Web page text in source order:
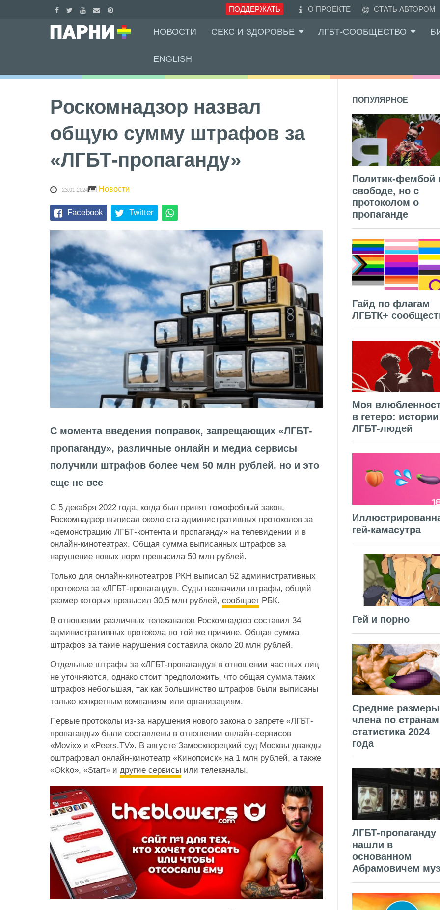
ПОДДЕРЖАТЬ О ПРОЕКТЕ СТАТЬ АВТОРОМ
НОВОСТИ СЕКС И ЗДОРОВЬЕ ЛГБТ-СООБЩЕСТВО
ENGLISH
Роскомнадзор назвал
общую сумму штрафов за
«ЛГБТ-пропаганду»
23.01.2024 Новости
Facebook Twitter
С момента введения поправок, запрещающих «ЛГБТ-
пропаганду», различные онлайн и медиа сервисы
получили штрафов более чем 50 млн рублей, но и это
еще не все
С 5 декабря 2022 года, когда был принят гомофобный закон,
Роскомнадзор выписал около ста административных протоколов за
«демонстрацию ЛГБТ-контента и пропаганду» на телевидении и в
онлайн-кинотеатрах. Общая сумма выписанных штрафов за
нарушение новых норм превысила 50 млн рублей.
Только для онлайн-кинотеатров РКН выписал 52 административных
протокола за «ЛГБТ-пропаганду». Суды назначили штрафы, общий
размер которых превысил 30,5 млн рублей, сообщает РБК.
В отношении различных телеканалов Роскомнадзор составил 34
административных протокола по той же причине. Общая сумма
штрафов за такие нарушения составила около 20 млн рублей.
Отдельные штрафы за «ЛГБТ-пропаганду» в отношении частных лиц
не уточняются, однако стоит предположить, что общая сумма таких
штрафов небольшая, так как большинство штрафов были выписаны
только конкретным компаниям или организациям.
Первые протоколы из-за нарушения нового закона о запрете «ЛГБТ-
пропаганды» были составлены в отношении онлайн-сервисов
«Movix» и «Peers.TV». В августе Замоскворецкий суд Москвы дважды
оштрафовал онлайн-кинотеатр «Кинопоиск» на 1 млн рублей, а также
«Okko», «Start» и другие сервисы или телеканалы.
ПОПУЛЯРНОЕ
Политик-фембой
свободе, но с
протоколом о
пропаганде
Гайд по флагам
ЛГБТК+
Моя
в гетеро: истории
ЛГБТ-людей
гей-камасутра
Гей и порно
Средние размеры
члена по
статистика 2024
года
ЛГБТ-пропаганду
нашли в
основанном
Абрамовичем